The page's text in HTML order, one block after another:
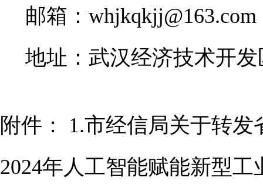
邮箱： whjkqkjj@163.com
地址：武汉经济技术开
附件： 1.市经信局关于转
2024年人工智能赋能新型